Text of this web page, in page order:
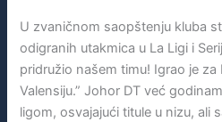
U zvaničnom saopštenju kluba
odigranih utakmica u La Ligi i
pridružio našem timu! Igrao je za
Valensiju.” Johor DT već
ligom, osvajajući titule u nizu, ali